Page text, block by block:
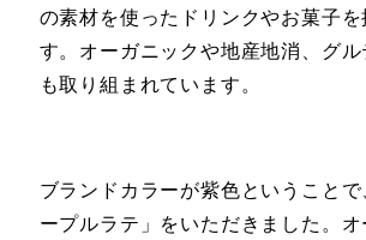
の素材を使ったドリンクやお菓子を
す。オーガニックや地産地消、グ
も取り組まれています。
ブランドカラーが紫色ということ
ープルラテ」をいただきました。